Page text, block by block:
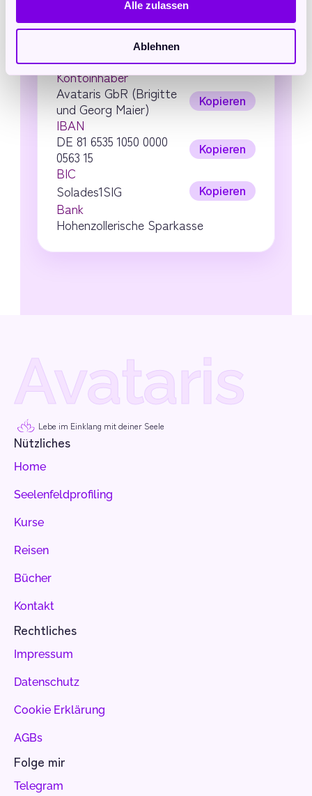
Alle zulassen
Ablehnen
Deine Brigitte Maria
Bankverbindung
Kontoinhaber
Avataris GbR (Brigitte
und Georg Maier)
Kopieren
IBAN
DE 81 6535 1050 0000
0563 15
Kopieren
BIC
Solades1SIG
Kopieren
Bank
Hohenzollerische Sparkasse
Avataris
Lebe im Einklang mit deiner Seele
Nützliches
Home
Seelenfeldprofiling
Kurse
Reisen
Bücher
Kontakt
Rechtliches
Impressum
Datenschutz
Cookie Erklärung
AGBs
Folge mir
Telegram